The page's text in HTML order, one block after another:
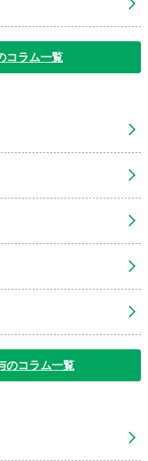
コラム一覧
のコラム一覧